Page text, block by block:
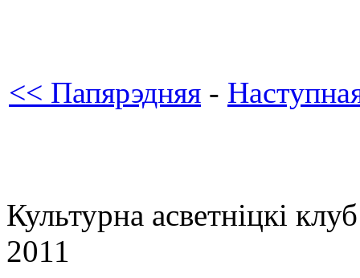
<< Папярэдняя -
Культурна асветнiцкi
2011